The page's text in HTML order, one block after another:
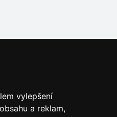
vylepšení
a reklam,